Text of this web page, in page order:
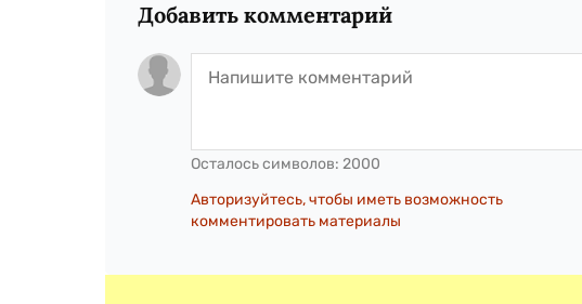
Добавить комментарий
Осталось символов: 2000
Авторизуйтесь, чтобы иметь возможность
комментировать материалы